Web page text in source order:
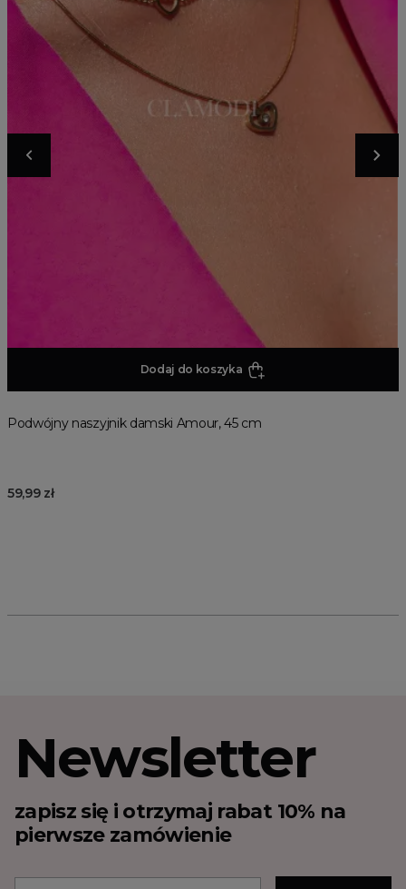
Dodaj do koszyka
Podwójny naszyjnik damski Amour, 45 cm
59,99 zł
Newsletter
zapisz się i otrzymaj rabat 10% na
pierwsze zamówienie